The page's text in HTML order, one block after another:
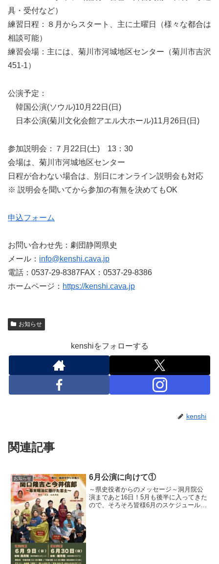
具・受付など）
練習日程：８月からスタート、主に土曜日（様々な都合は
相談可能）
練習会場：主には、菊川市河城地区センター（菊川市吉沢
451-1）
公演予定：
韓国公演(ソウル)10月22日(日)
日本公演(菊川文化会館アエル大ホール)11月26日(日)
参加説明会：７月22日(土) 13：30
会場は、菊川市河城地区センター
日程が合わない場合は、別日にオンライン説明会も対応
※ 説明会を聞いてから参加の有無を決めてもOK
申込フォーム
お問い合わせ先：劇団静岡県史
メール： info@kenshi.cava.jp
電話：0537-29-8387FAX：0537-29-8386
ホームページ： https://kenshi.cava.jp
お知らせ
kenshiをフォローする
kenshi
関連記事
お知らせ 6月公演に向けて①
～県史役者からのメッセージ～洞月院公
演まであと16日！5月も後半に入ってきた
ので、そろそろ皆様6月のスケジュールも